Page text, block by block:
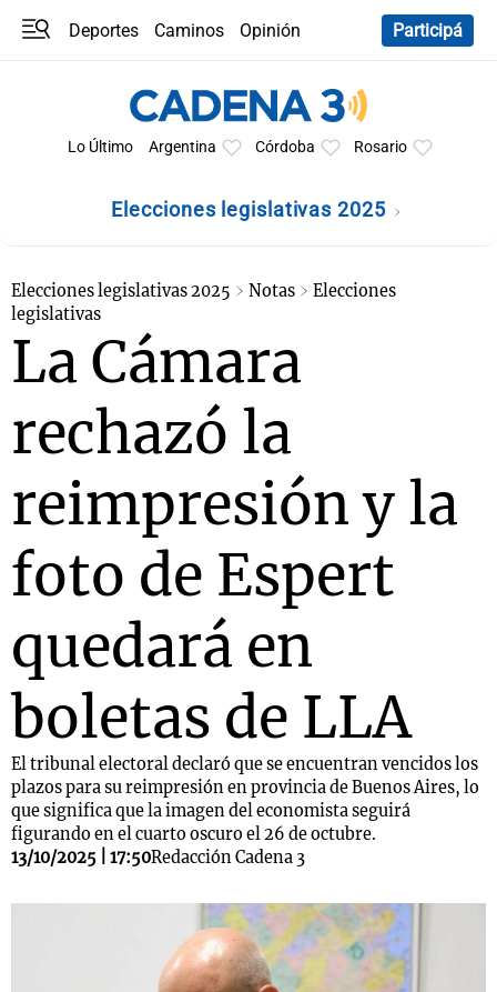
Deportes Caminos
Opinión
Participá
Lo Último Argentina Córdoba Rosario
Elecciones legislativas 2025
Elecciones legislativas 2025 Notas
Elecciones
legislativas
La Cámara
rechazó la
reimpresión y la
foto de Espert
quedará en
boletas de LLA
El tribunal electoral declaró que se encuentran vencidos los
plazos para su reimpresión en provincia de Buenos Aires, lo
que significa que la imagen del economista seguirá
figurando en el cuarto oscuro el 26 de octubre.
13/10/2025 | 17:50Redacción Cadena 3